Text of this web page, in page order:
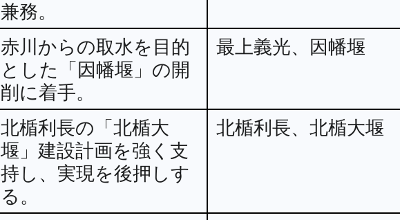
兼務。
赤川からの取水を目的
とした「因幡堰」の開
削に着手。
最上義光、因幡堰
北楯利長の「北楯大
堰」建設計画を強く支
持し、実現を後押しす
る。
北楯利長、北楯大堰